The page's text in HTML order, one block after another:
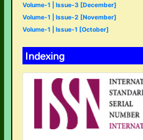
Volume-1 | Issue-3 [December]
Volume-1 | Issue-2 [November]
Volume-1 | Issue-1 [October]
Indexing